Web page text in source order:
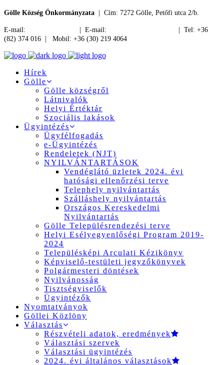
Gölle Község Önkormányzata | Cím: 7272 Gölle, Petőfi utca 2/b.
E-mail: | E-mail:
| Tel: +36
(82) 374 016 | Mobil: +36 (30) 219 4064
Hírek
Gölle
Gölle községről
Látnivalók
Helyi Értéktár
Szociális lakások
Ügyintézés
Ügyfélfogadás
e-Ügyintézés
Rendeletek (NJT)
NYILVÁNTARTÁSOK
Vendéglátó üzletek 2024. évi
hatósági ellenőrzési terve
Telephely nyilvántartás
Szálláshely nyilvántartás
Országos Kereskedelmi
Nyilvántartás
Gölle Településrendezési terve
Helyi Esélyegyenlőségi Program 2019-
2024
Településképi Arculati Kézikönyv
Képviselő-testületi jegyzőkönyvek
Polgármesteri döntések
Nyilvánosság
Tisztségviselők
Ügyintézők
Nyomtatványok
Göllei Közlöny
Választás
Részvételi adatok, eredmények
Választási szervek
Választási ügyintézés
2024. évi általános választások